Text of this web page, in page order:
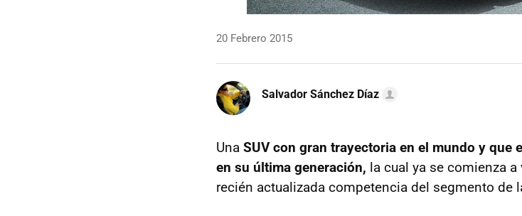
20 Febrero 2015
Salvador Sánchez Díaz
Una SUV con gran trayectoria en el mundo y que
en su última generación, la cual ya se comienza
recién actualizada competencia del segmento de